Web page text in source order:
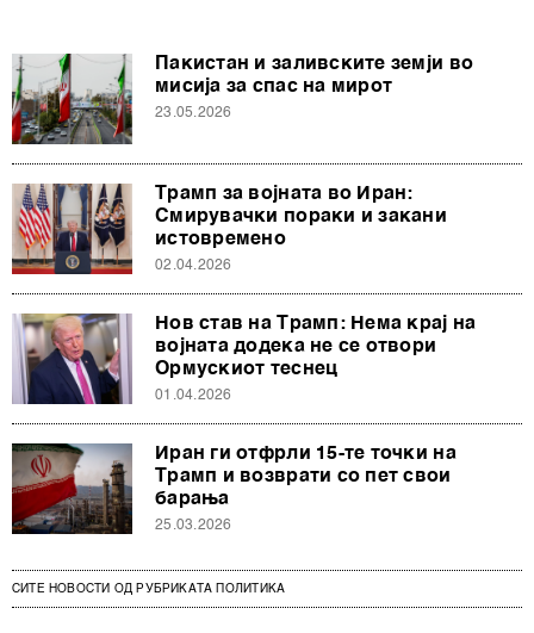
ја повлечете без негативни последици.
Пакистан и заливските земји во
мисија за спас на мирот
23.05.2026
Трамп за војната во Иран:
Смирувачки пораки и закани
истовремено
02.04.2026
Нов став на Трамп: Нема крај на
војната додека не се отвори
Ормускиот теснец
01.04.2026
Иран ги отфрли 15-те точки на
Трамп и возврати со пет свои
барања
25.03.2026
СИТЕ НОВОСТИ ОД РУБРИКАТА ПОЛИТИКА